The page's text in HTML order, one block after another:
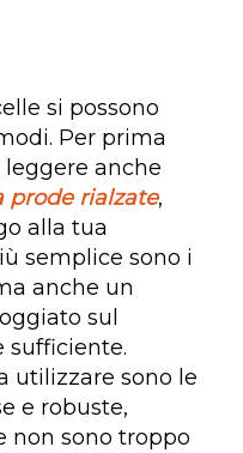
si possono
Per prima
anche
prode rialzate,
alla tua
semplice sono i
anche un
sul
sufficiente.
utilizzare sono le
e robuste,
non sono troppo